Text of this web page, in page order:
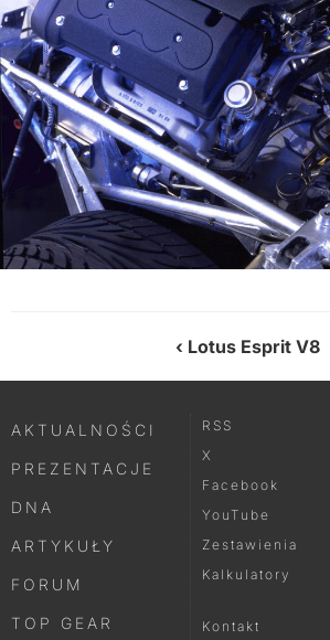
Lotus Esprit V8
AKTUALNOŚCI
PREZENTACJE
DNA
ARTYKUŁY
FORUM
TOP GEAR
RSS
X
Facebook
YouTube
Zestawienia
Kalkulatory
Kontakt